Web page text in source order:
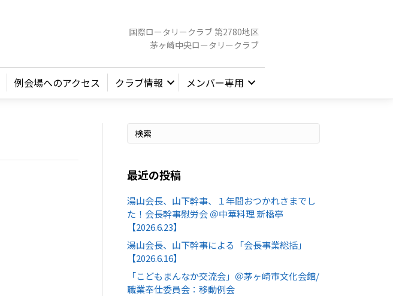
国際ロータリークラブ 第2780地区
茅ヶ崎中央ロータリークラブ
例会場へのアクセス クラブ情報 メンバー専用
最近の投稿
湯山会長、山下幹事、１年間おつかれさまでし
た！会長幹事慰労会 ＠中華料理 新橋亭
【2026.6.23】
湯山会長、山下幹事による「会長事業総括」
【2026.6.16】
「こどもまんなか交流会」＠茅ヶ崎市文化会館/
職業奉仕委員会：移動例会